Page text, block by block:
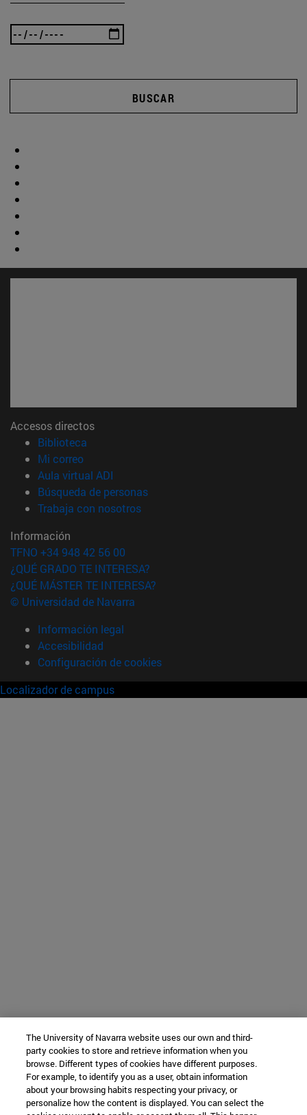
BUSCAR
Accesos directos
Biblioteca
Mi correo(abre en nueva ventana)
Aula virtual ADI
Búsqueda de personas(abre en nueva ventana)
Trabaja con nosotros(abre en nueva ventana)
Información
TFNO +34 948 42 56 00
¿QUÉ GRADO TE INTERESA?
¿QUÉ MÁSTER TE INTERESA?
© Universidad de Navarra
Información legal
Accesibilidad
Configuración de cookies
Localizador de campus
The University of Navarra website uses our own and third-
party cookies to store and retrieve information when you
browse. Different types of cookies have different purposes.
For example, to identify you as a user, obtain information
about your browsing habits respecting your privacy, or
personalize how the content is displayed. You can select the